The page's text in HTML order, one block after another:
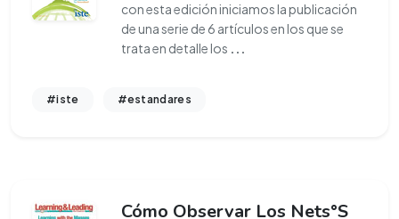
con esta edición iniciamos la publicación
de una serie de 6 artículos en los que se
trata en detalle los ...
#iste #estandares
Cómo Observar Los Nets°S